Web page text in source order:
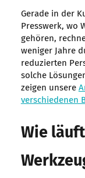
Gerade in der
Presswerk, wo
gehören,
weniger Jahre
reduzierten
solche
zeigen unsere
verschiedenen
Wie